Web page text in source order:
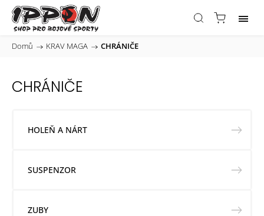
Domů / KRAV MAGA / CHRÁNIČE
CHRÁNIČE
HOLEŇ A NÁRT
SUSPENZOR
ZUBY